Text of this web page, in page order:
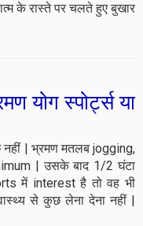
के रास्ते पर चलते हुए बुखार
योग स्पोर्ट्स या
नहीं | भ्रमण मतलब jogging,
| उसके बाद 1/2 घंटा
में interest है तो वह भी
से कुछ लेना देना नहीं |